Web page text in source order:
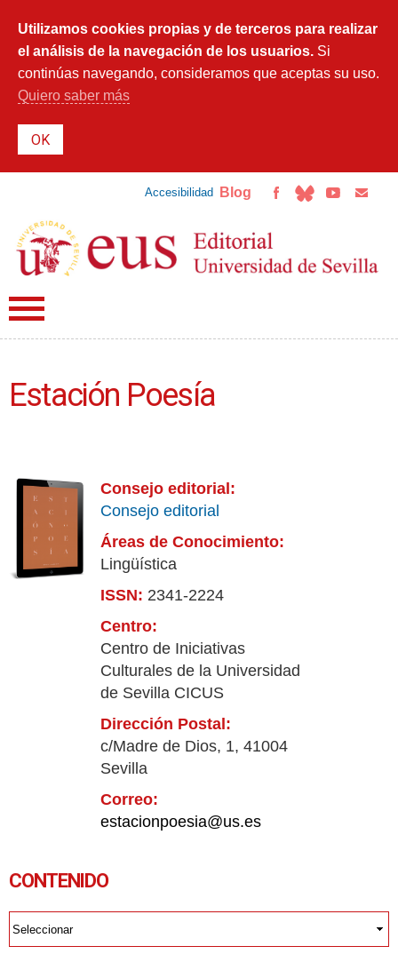
contenido
principal
Utilizamos cookies propias y de terceros para realizar
el análisis de la navegación de los usuarios. Si
continúas navegando, consideramos que aceptas su uso.
Quiero saber más
Accesibilidad Blog
Estación Poesía
Consejo editorial:
Consejo editorial
Áreas de Conocimiento:
Lingüística
ISSN: 2341-2224
Centro:
Centro de Iniciativas
Culturales de la Universidad
de Sevilla CICUS
Dirección Postal:
c/Madre de Dios, 1, 41004
Sevilla
Correo:
estacionpoesia@us.es
CONTENIDO